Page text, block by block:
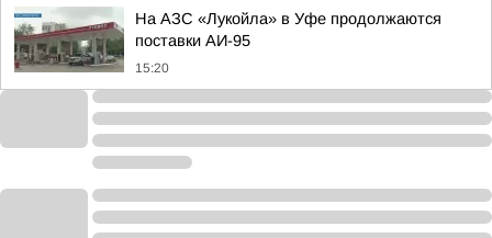
На АЗС «Лукойла» в Уфе продолжаются
поставки АИ-95
15:20